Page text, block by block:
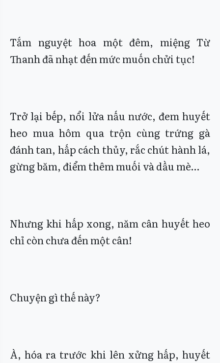
Tắm nguyệt hoa một đêm, miệng Từ
Thanh đã nhạt đến mức muốn chửi tục!
Trở lại bếp, nổi lửa nấu nước, đem huyết
heo mua hôm qua trộn cùng trứng gà
đánh tan, hấp cách thủy, rắc chút hành lá,
gừng băm, điểm thêm muối và dầu mè…
Nhưng khi hấp xong, năm cân huyết heo
chỉ còn chưa đến một cân!
Chuyện gì thế này?
À, hóa ra trước khi lên xửng hấp, huyết